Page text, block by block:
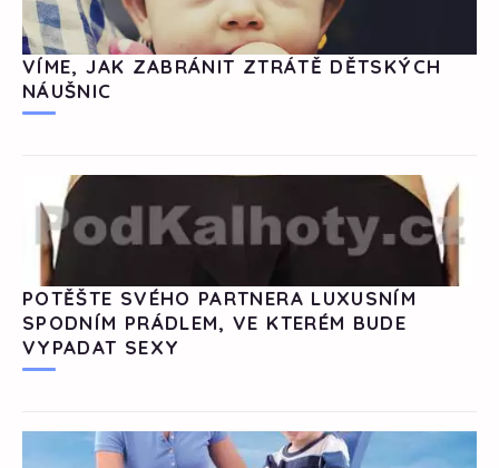
VÍME, JAK ZABRÁNIT ZTRÁTĚ DĚTSKÝCH
NÁUŠNIC
POTĚŠTE SVÉHO PARTNERA LUXUSNÍM
SPODNÍM PRÁDLEM, VE KTERÉM BUDE
VYPADAT SEXY